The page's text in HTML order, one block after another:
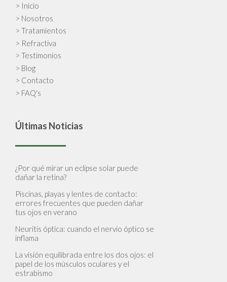
> Inicio
> Nosotros
> Tratamientos
> Refractiva
> Testimonios
> Blog
> Contacto
> FAQ's
Últimas Noticias
¿Por qué mirar un eclipse solar puede
dañar la retina?
Piscinas, playas y lentes de contacto:
errores frecuentes que pueden dañar
tus ojos en verano
Neuritis óptica: cuando el nervio óptico se
inflama
La visión equilibrada entre los dos ojos: el
papel de los músculos oculares y el
estrabismo